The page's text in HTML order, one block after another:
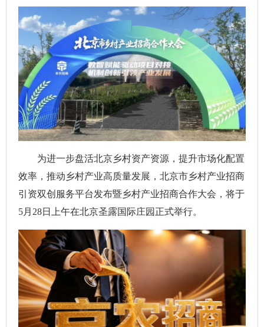
为进一步盘活北京乡村资产资源，提升市场化配置
效率，推动乡村产业高质量发展，北京市乡村产业招商
引资双创服务平台发布暨乡村产业招商合作大会，将于
5月28日上午在北京圣露国际庄园正式举行。